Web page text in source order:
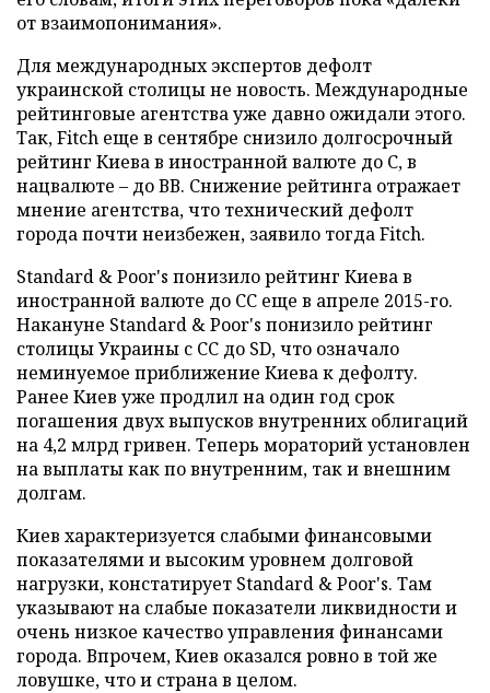
от взаимопонимания».
Для международных экспертов дефолт
украинской столицы не новость. Международные
рейтинговые агентства уже давно ожидали этого.
Так, Fitch еще в сентябре снизило долгосрочный
рейтинг Киева в иностранной валюте до С, в
нацвалюте – до ВВ. Снижение рейтинга отражает
мнение агентства, что технический дефолт
города почти неизбежен, заявило тогда Fitch.
Standard & Poor's понизило рейтинг Киева в
иностранной валюте до СС еще в апреле 2015-го.
Накануне Standard & Poor's понизило рейтинг
столицы Украины с СС до SD, что означало
неминуемое приближение Киева к дефолту.
Ранее Киев уже продлил на один год срок
погашения двух выпусков внутренних облигаций
на 4,2 млрд гривен. Теперь мораторий установлен
на выплаты как по внутренним, так и внешним
долгам.
Киев характеризуется слабыми финансовыми
показателями и высоким уровнем долговой
нагрузки, констатирует Standard & Poor's. Там
указывают на слабые показатели ликвидности и
очень низкое качество управления финансами
города. Впрочем, Киев оказался ровно в той же
ловушке, что и страна в целом.